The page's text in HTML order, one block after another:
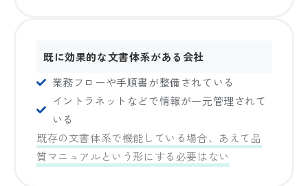
既に効果的な文書体系がある会社
業務フローや手順書が整備されている
イントラネットなどで情報が一元管理されて
いる
既存の文書体系で機能している場合、あえて品
質マニュアルという形にする必要はない